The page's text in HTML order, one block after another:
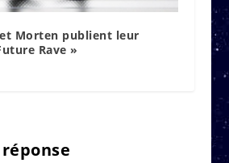
Morten publient leur
Rave »